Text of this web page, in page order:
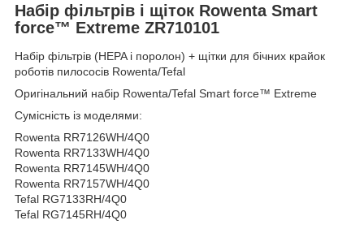
Набір фільтрів і щіток Rowenta Smart
force™ Extreme ZR710101
Набір фільтрів (HEPA і поролон) + щітки для бічних крайок
роботів пилососів Rowenta/Tefal
Оригінальний набір Rowenta/Tefal Smart force™ Extreme
Сумісність із моделями:
Rowenta RR7126WH/4Q0
Rowenta RR7133WH/4Q0
Rowenta RR7145WH/4Q0
Rowenta RR7157WH/4Q0
Tefal RG7133RH/4Q0
Tefal RG7145RH/4Q0